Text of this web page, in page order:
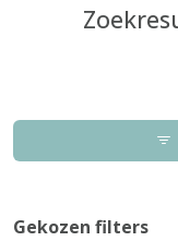
Gekozen filters